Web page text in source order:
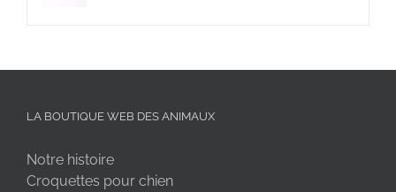
LA BOUTIQUE WEB DES ANIMAUX
Notre histoire
Croquettes pour chien